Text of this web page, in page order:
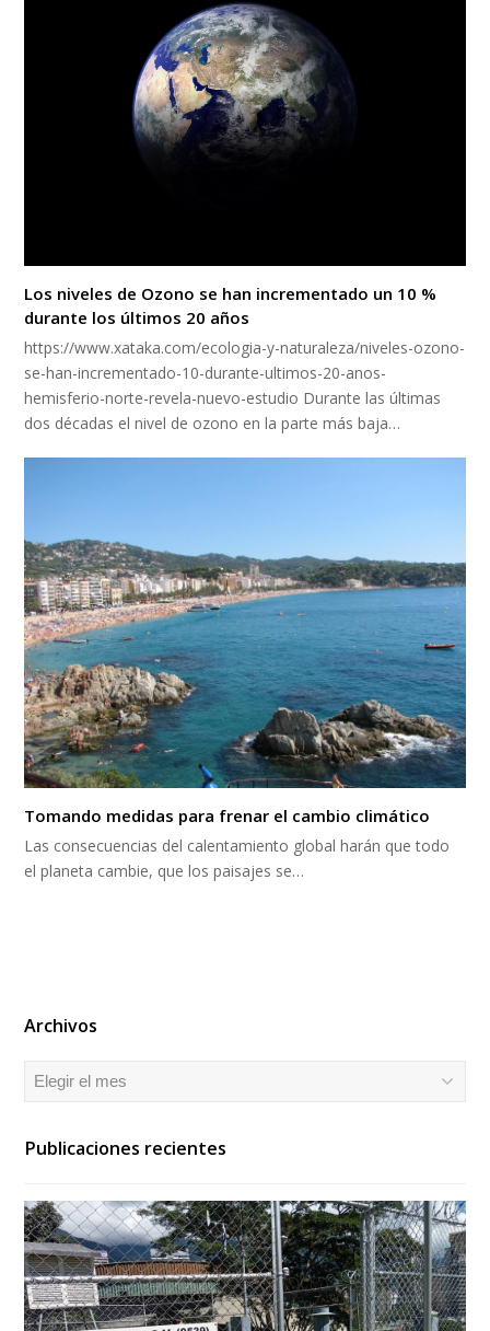
Los niveles de Ozono se han incrementado un 10 %
durante los últimos 20 años
https://www.xataka.com/ecologia-y-naturaleza/niveles-ozono-
se-han-incrementado-10-durante-ultimos-20-anos-
hemisferio-norte-revela-nuevo-estudio Durante las últimas
dos décadas el nivel de ozono en la parte más baja…
Tomando medidas para frenar el cambio climático
Las consecuencias del calentamiento global harán que todo
el planeta cambie, que los paisajes se…
Archivos
Archivos
Publicaciones recientes